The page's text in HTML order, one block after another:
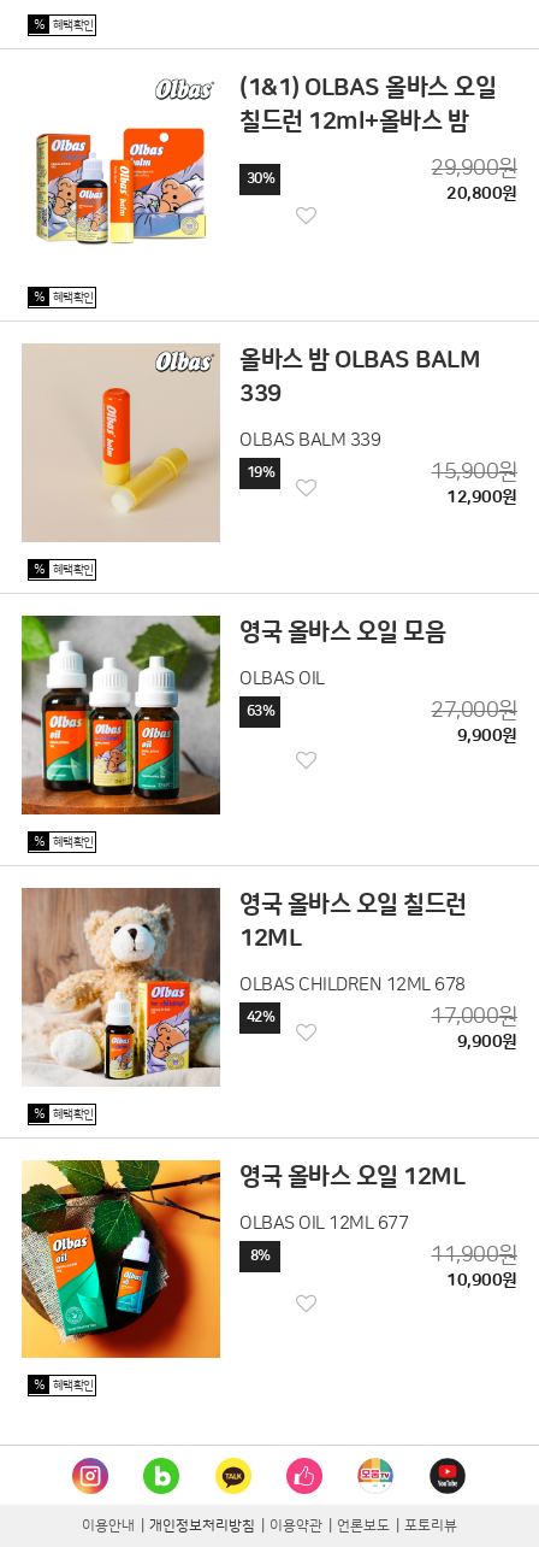
% 혜택확인
(1&1) OLBAS 올바스 오일
칠드런 12ml+올바스 밤
30% 29,900원
20,800원
% 혜택확인
올바스 밤 OLBAS BALM
339
OLBAS BALM 339
19% 15,900원
12,900원
% 혜택확인
영국 올바스 오일 모음
OLBAS OIL
63% 27,000원
9,900원
% 혜택확인
영국 올바스 오일 칠드런
12ML
OLBAS CHILDREN 12ML 678
42% 17,000원
9,900원
% 혜택확인
영국 올바스 오일 12ML
OLBAS OIL 12ML 677
8% 11,900원
10,900원
% 혜택확인
이용안내 개인정보처리방침 이용약관 언론보도 포토리뷰